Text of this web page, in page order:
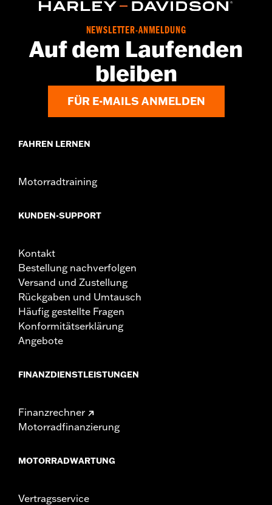
NEWSLETTER-ANMELDUNG
Auf dem Laufenden
bleiben
FÜR E-MAILS ANMELDEN
FAHREN LERNEN
Motorradtraining
KUNDEN-SUPPORT
Kontakt
Bestellung nachverfolgen
Versand und Zustellung
Rückgaben und Umtausch
Häufig gestellte Fragen
Konformitätserklärung
Angebote
FINANZDIENSTLEISTUNGEN
Finanzrechner
Motorradfinanzierung
MOTORRADWARTUNG
Vertragsservice